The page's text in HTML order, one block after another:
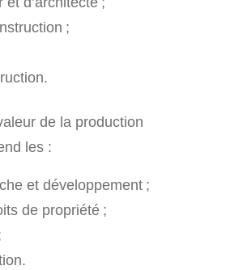
;
de la production
les :
et développement ;
de propriété ;